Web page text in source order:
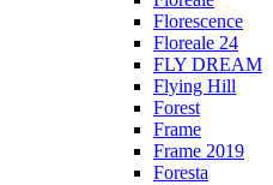
Florescence
Floreale 24
FLY DREAM
Flying Hill
Forest
Frame
Frame 2019
Foresta